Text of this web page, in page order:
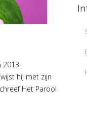
2013
hij met zijn
Het Parool